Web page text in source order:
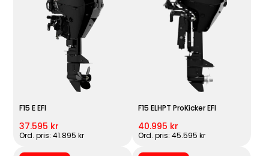
F15 E EFI
37.595 kr
Ord. pris: 41.895 kr
F15 ELHPT ProKicker EFI
40.995 kr
Ord. pris: 45.595 kr